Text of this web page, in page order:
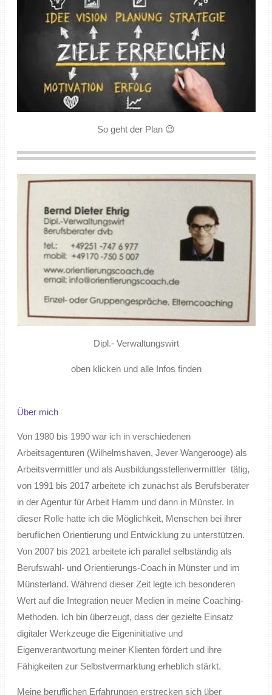
So geht der Plan 😉
Dipl.- Verwaltungswirt
oben klicken und alle Infos finden
Über mich
Von 1980 bis 1990 war ich in verschiedenen
Arbeitsagenturen (Wilhelmshaven, Jever Wangerooge) als
Arbeitsvermittler und als Ausbildungsstellenvermittler tätig,
von 1991 bis 2017 arbeitete ich zunächst als Berufsberater
in der Agentur für Arbeit Hamm und dann in Münster. In
dieser Rolle hatte ich die Möglichkeit, Menschen bei ihrer
beruflichen Orientierung und Entwicklung zu unterstützen.
Von 2007 bis 2021 arbeitete ich parallel selbständig als
Berufswahl- und Orientierungs-Coach in Münster und im
Münsterland. Während dieser Zeit legte ich besonderen
Wert auf die Integration neuer Medien in meine Coaching-
Methoden. Ich bin überzeugt, dass der gezielte Einsatz
digitaler Werkzeuge die Eigeninitiative und
Eigenverantwortung meiner Klienten fördert und ihre
Fähigkeiten zur Selbstvermarktung erheblich stärkt.
Meine beruflichen Erfahrungen erstrecken sich über